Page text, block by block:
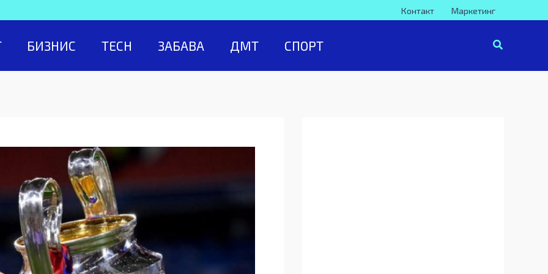
Контакт Маркетинг
БИЗНИС TECH ЗАБАВА ДМТ СПОРТ